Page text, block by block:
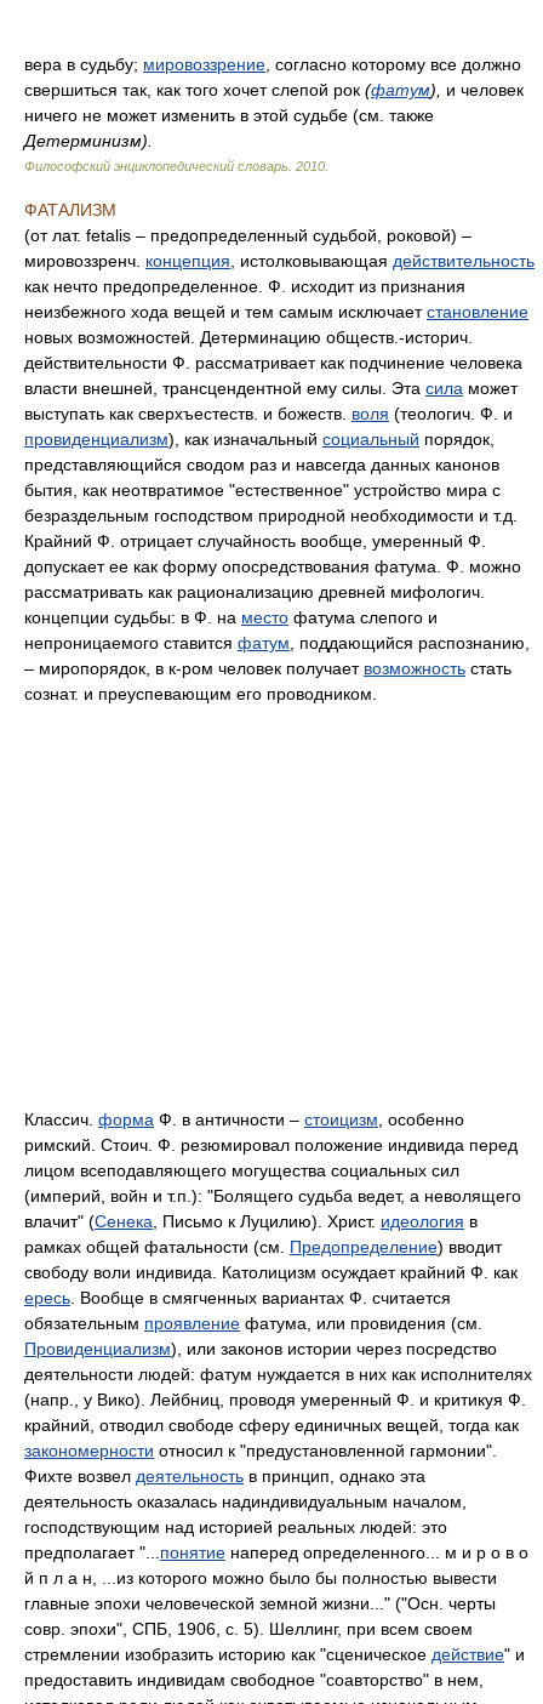
вера в судьбу; мировоззрение , согласно которому все должно
свершиться так, как того хочет слепой рок (фатум),
и человек
ничего не может изменить в этой судьбе (см. также
Детерминизм).
Философский энциклопедический словарь 2010
ФАТАЛИЗМ
(от лат. fetalis – предопределенный судьбой, роковой) –
мировоззренч. концепция , истолковывающая действительность
как нечто предопределенное. Ф. исходит из признания
неизбежного хода вещей и тем самым исключаетстановление
новых возможностей. Детерминацию обществ.-историч.
действительности Ф. рассматривает как подчинение человека
власти внешней, трансцендентной ему силы. Эта сила может
выступать как сверхъестеств. и божеств. воля (теологич. Ф. и
провиденциализм), как изначальный социальный порядок,
представляющийся сводом раз и навсегда данных канонов
бытия, как неотвратимое "естественное" устройство мира с
безраздельным господством природной необходимости и т.д.
Крайний Ф. отрицает случайность вообще, умеренный Ф.
допускает ее как форму опосредствования фатума. Ф. можно
рассматривать как рационализацию древней мифологич.
концепции судьбы: в Ф. на место фатума слепого и
непроницаемого ставится фатум , поддающийся распознанию,
– миропорядок, в к-ром человек получает возможность стать
сознат. и преуспевающим его проводником.
Классич. форма Ф. в античности – стоицизм , особенно
римский. Стоич. Ф. резюмировал положение индивида перед
лицом всеподавляющего могущества социальных сил
(империй, войн и т.п.): "Болящего судьба ведет, а неволящего
влачит" (Сенека , Письмо к Луцилию). Христ. идеология в
рамках общей фатальности (см. Предопределение) вводит
свободу воли индивида. Католицизм осуждает крайний Ф. как
ересь . Вообще в смягченных вариантах Ф. считается
обязательным проявление фатума, или провидения (см.
Провиденциализм), или законов истории через посредство
деятельности людей: фатум нуждается в них как исполнителях
(напр., у Вико). Лейбниц, проводя умеренный Ф. и критикуя Ф.
крайний, отводил свободе сферу единичных вещей, тогда как
закономерности относил к "предустановленной гармонии".
Фихте возвел деятельность в принцип, однако эта
деятельность оказалась надиндивидуальным началом,
господствующим над историей реальных людей: это
предполагает "... понятие наперед определенного... м и р о в о
й п л а н, ...из которого можно было бы полностью вывести
главные эпохи человеческой земной жизни..." ("Осн. черты
совр. эпохи", СПБ, 1906, с. 5). Шеллинг, при всем своем
стремлении изобразить историю как "сценическое действие" и
предоставить индивидам свободное "соавторство" в нем,